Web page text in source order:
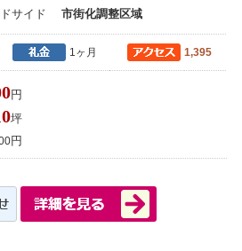
ドサイド市街化調整区域
1ヶ月 1,395
円
坪
円